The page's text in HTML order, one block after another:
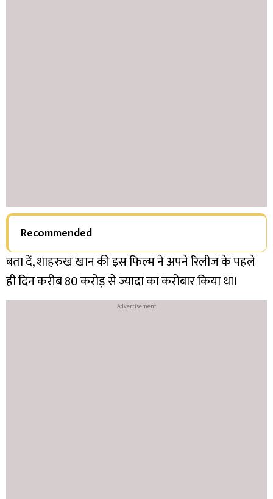
Recommended
बता दें, शाहरुख खान की इस फिल्म ने अपने रिलीज के पहले
ही दिन करीब 80 करोड़ से ज्यादा का करोबार किया था।